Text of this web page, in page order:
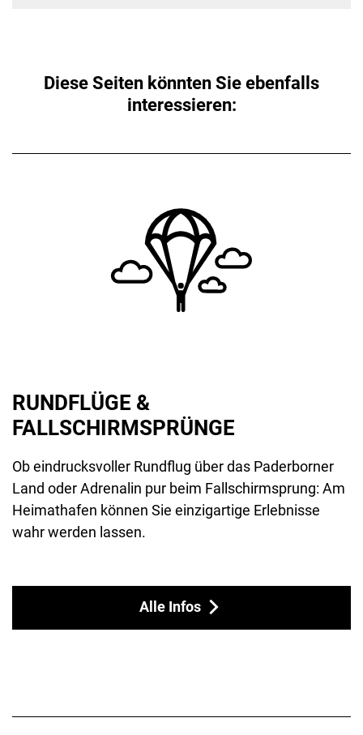
Diese Seiten könnten Sie ebenfalls
interessieren:
RUNDFLÜGE &
FALLSCHIRMSPRÜNGE
Ob eindrucksvoller Rundflug über das Paderborner
Land oder Adrenalin pur beim Fallschirmsprung: Am
Heimathafen können Sie einzigartige Erlebnisse
wahr werden lassen.
Alle Infos